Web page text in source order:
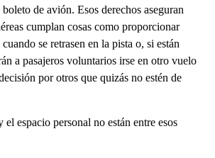
de avión. Esos derechos aseguran
cumplan cosas como proporcionar
se retrasen en la pista o, si están
a pasajeros voluntarios irse en otro vuelo
por otros que quizás no estén de
espacio personal no están entre esos